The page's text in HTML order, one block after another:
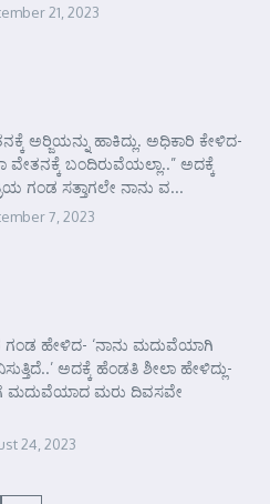
21, 2023
ಅರ್‍ಜಿಯನ್ನು ಹಾಕಿದ್ಲು. ಅಧಿಕಾರಿ ಕೇಳಿದ-
ಬಂದಿರುವೆಯಲ್ಲಾ..” ಅದಕ್ಕೆ
ಗಂಡ ಸತ್ತಾಗಲೇ ನಾನು ವ...
7, 2023
ಹೇಳಿದ- ‘ನಾನು ಮದುವೆಯಾಗಿ
ಅದಕ್ಕೆ ಹೆಂಡತಿ ಶೀಲಾ ಹೇಳಿದ್ಲು-
ಮದುವೆಯಾದ ಮರು ದಿವಸವೇ
24, 2023